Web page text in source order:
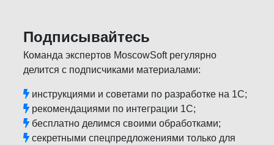
Подписывайтесь
Команда экспертов MoscowSoft регулярно
делится с подписчиками материалами:
инструкциями и советами по разработке на 1С;
рекомендациями по интеграции 1С;
бесплатно делимся своими обработками;
секретными спецпредложениями только для